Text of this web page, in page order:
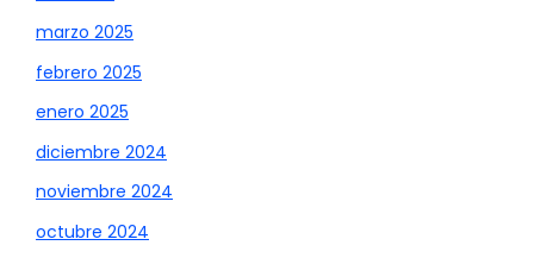
marzo 2025
febrero 2025
enero 2025
diciembre 2024
noviembre 2024
octubre 2024